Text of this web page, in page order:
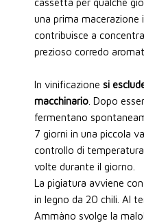
cassetta per qualche
una prima macerazione
contribuisce a
prezioso corredo
In vinificazione si
macchinario . Dopo
fermentano
7 giorni in una piccola
controllo di
volte durante il giorno.
La pigiatura avviene
in legno da 20 chili. Al
Ammàno svolge la